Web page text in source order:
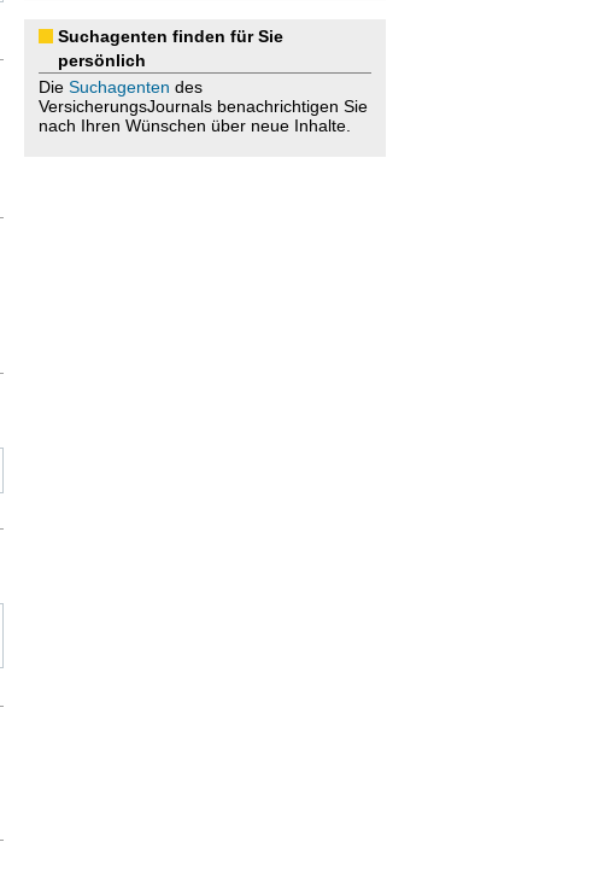
Suchagenten finden für Sie
persönlich
Die Suchagenten des
VersicherungsJournals benachrichtigen Sie
nach Ihren Wünschen über neue Inhalte.